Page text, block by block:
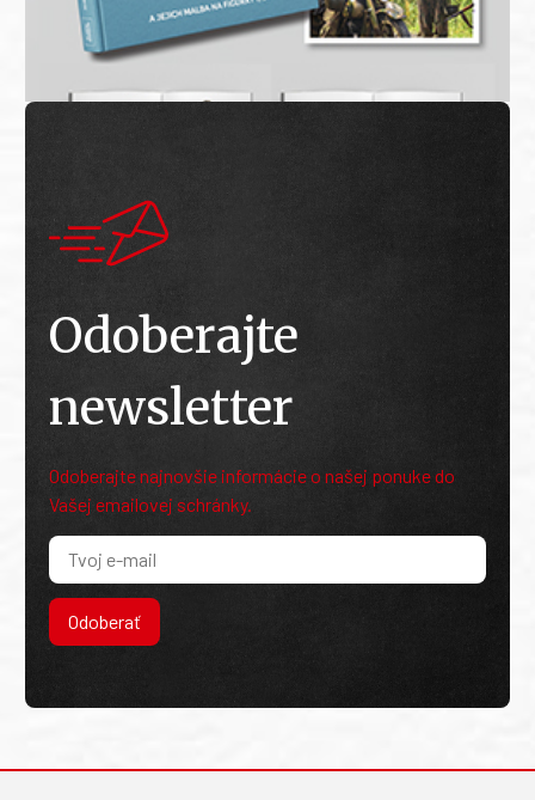
Odoberajte
newsletter
Odoberajte najnovšie informácie o našej ponuke do
Vašej emailovej schránky.
Odoberať